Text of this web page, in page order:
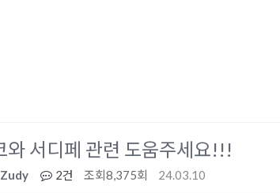
와 서디페 관련 도움주세요!!!
Zudy 2건 조회8,375회 24.03.10